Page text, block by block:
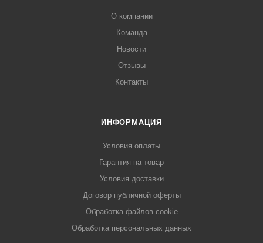
О компании
Команда
Новости
Отзывы
Контакты
ИНФОРМАЦИЯ
Условия оплаты
Гарантия на товар
Условия доставки
Договор публичной оферты
Обработка файлов cookie
Обработка персональных данных